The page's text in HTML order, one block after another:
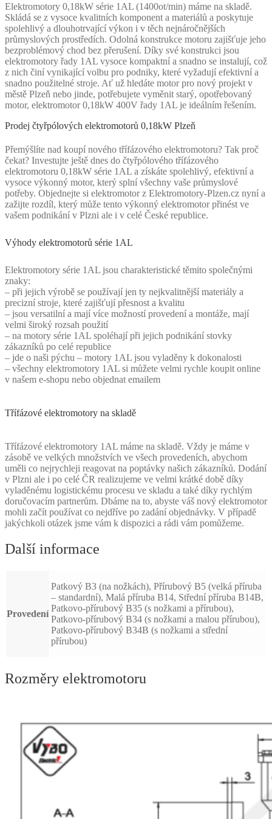
Elektromotory 0,18kW série 1AL (1400ot/min) máme na skladě.
Skládá se z vysoce kvalitních komponent a materiálů a poskytuje
spolehlivý a dlouhotrvající výkon i v těch nejnáročnějších
průmyslových prostředích. Odolná konstrukce motoru zajišťuje jeho
bezproblémový chod bez přerušení. Díky své konstrukci jsou
elektromotory řady 1AL vysoce kompaktní a snadno se instalují, což
z nich činí vynikající volbu pro podniky, které vyžadují efektivní a
snadno použitelné stroje. Ať už hledáte motor pro nový projekt v
městě Plzeň nebo jinde, potřebujete vyměnit starý, opotřebovaný
motor, elektromotor 0,18kW 400V řady 1AL je ideálním řešením.
Prodej čtyřpólových elektromotorů 0,18kW Plzeň
Přemýšlíte nad koupí nového třífázového elektromotoru? Tak proč
čekat? Investujte ještě dnes do čtyřpólového třífázového
elektromotoru 0,18kW série 1AL a získáte spolehlivý, efektivní a
vysoce výkonný motor, který splní všechny vaše průmyslové
potřeby. Objednejte si elektromotor z Elektromotory-Plzen.cz nyní a
zažijte rozdíl, který může tento výkonný elektromotor přinést ve
vašem podnikání v Plzni ale i v celé České republice.
Výhody elektromotorů série 1AL
Elektromotory série 1AL jsou charakteristické těmito společnými
znaky:
– při jejich výrobě se používají jen ty nejkvalitnější materiály a
precizní stroje, které zajišťují přesnost a kvalitu
– jsou versatilní a mají více možností provedení a montáže, mají
velmi široký rozsah použití
– na motory série 1AL spoléhají při jejich podnikání stovky
zákazníků po celé republice
– jde o naši pýchu – motory 1AL jsou vyladěny k dokonalosti
– všechny elektromotory 1AL si můžete velmi rychle koupit online
v našem e-shopu nebo objednat emailem
Třífázové elektromotory na skladě
Třífázové elektromotory 1AL máme na skladě. Vždy je máme v
zásobě ve velkých množstvích ve všech provedeních, abychom
uměli co nejrychleji reagovat na poptávky našich zákazníků. Dodání
v Plzni ale i po celé ČR realizujeme ve velmi krátké době díky
vyladěnému logistickému procesu ve skladu a také díky rychlým
doručovacím partnerům. Dbáme na to, abyste váš nový elektromotor
mohli začít používat co nejdříve po zadání objednávky. V případě
jakýchkoli otázek jsme vám k dispozici a rádi vám pomůžeme.
Další informace
Provedení
Patkový B3 (na nožkách), Přírubový B5 (velká příruba
– standardní), Malá příruba B14, Střední příruba B14B,
Patkovo-přírubový B35 (s nožkami a přírubou),
Patkovo-přírubový B34 (s nožkami a malou přírubou),
Patkovo-přírubový B34B (s nožkami a střední
přírubou)
Rozměry elektromotoru